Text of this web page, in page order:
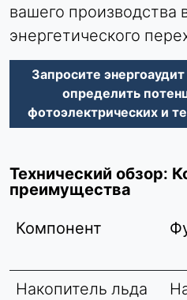
вашего производства
энергетического
Запросите
определить
фотоэлектрических и
Технический обзор:
преимущества
Компонент
Накопитель льда